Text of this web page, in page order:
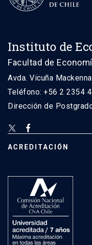
Instituto de
Facultad de
Avda. Vicuña
Teléfono: +56 2 2354
Dirección de
ACREDITACIÓN